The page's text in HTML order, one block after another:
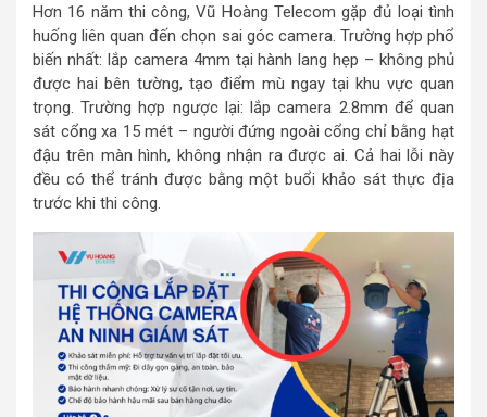
Hơn 16 năm thi công, Vũ Hoàng Telecom gặp đủ loại tình
huống liên quan đến chọn sai góc camera. Trường hợp phổ
biến nhất: lắp camera 4mm tại hành lang hẹp – không phủ
được hai bên tường, tạo điểm mù ngay tại khu vực quan
trọng. Trường hợp ngược lại: lắp camera 2.8mm để quan
sát cổng xa 15 mét – người đứng ngoài cổng chỉ bằng hạt
đậu trên màn hình, không nhận ra được ai. Cả hai lỗi này
đều có thể tránh được bằng một buổi khảo sát thực địa
trước khi thi công.